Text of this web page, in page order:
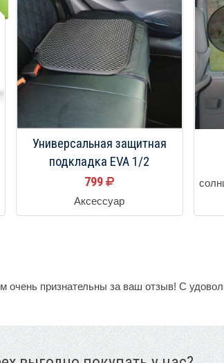
Универсальная защитная
подкладка EVA 1/2
799
Аксессуар
очень признательны за ваш отзыв! С